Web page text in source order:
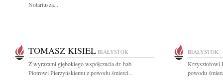
Notariusza...
TOMASZ KISIEL BIAŁYSTOK
Z wyrazami głębokiego współczucia dr. hab.
Piotrowi Pierzyńskiemu z powodu śmierci...
BIAŁYSTOK
Krzysztofowi
powodu